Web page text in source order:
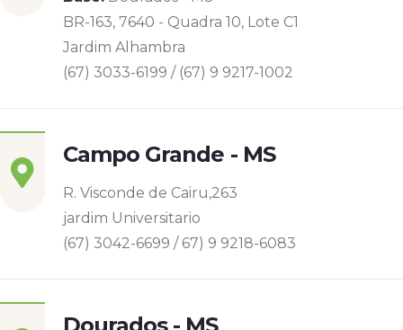
BR-163, 7640 - Quadra 10, Lote C1
Jardim Alhambra
(67) 3033-6199 / (67) 9 9217-1002
Campo Grande - MS
R. Visconde de Cairu,263
jardim Universitario
(67) 3042-6699 / 67) 9 9218-6083